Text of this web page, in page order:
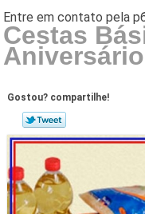
Cestas
Gostou? compartilhe!